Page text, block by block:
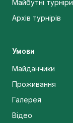
Майбутні турніри
Архів турнірів
Умови
Майданчики
Проживання
Галерея
Відео